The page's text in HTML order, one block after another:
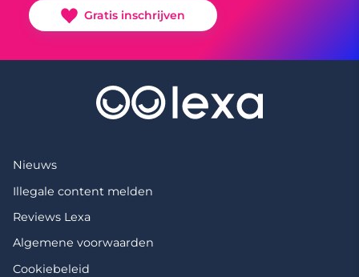
Gratis inschrijven
Nieuws
Illegale content melden
Reviews Lexa
Algemene voorwaarden
Cookiebeleid